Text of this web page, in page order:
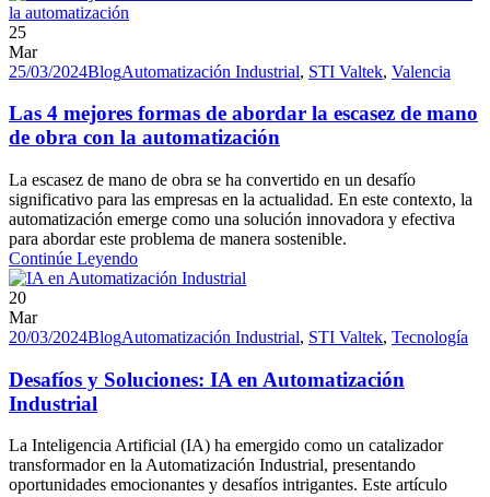
25
Mar
25/03/2024BlogAutomatización Industrial, STI Valtek, Valencia
Las 4 mejores formas de abordar la escasez de mano
de obra con la automatización
La escasez de mano de obra se ha convertido en un desafío
significativo para las empresas en la actualidad. En este contexto, la
automatización emerge como una solución innovadora y efectiva
para abordar este problema de manera sostenible.
Continúe Leyendo
20
Mar
20/03/2024BlogAutomatización Industrial, STI Valtek, Tecnología
Desafíos y Soluciones: IA en Automatización
Industrial
La Inteligencia Artificial (IA) ha emergido como un catalizador
transformador en la Automatización Industrial, presentando
oportunidades emocionantes y desafíos intrigantes. Este artículo